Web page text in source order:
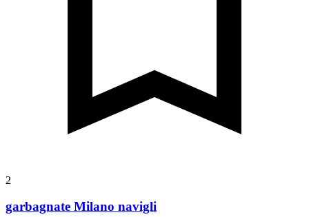
2
garbagnate Milano navigli